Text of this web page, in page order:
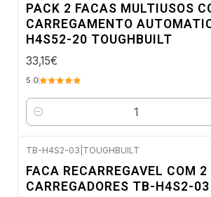
PACK 2 FACAS MULTIUSOS
CARREGAMENTO
H4S52-20 TOUGHBUILT
33,15€
5.0
Quantidade
TB-H4S2-03 TOUGHBUILT
FACA RECARREGAVEL COM 2
CARREGADORES TB-H4S2-03